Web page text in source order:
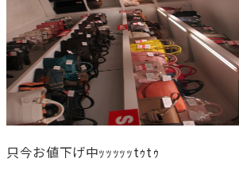
只今お値下げ中ｯｯｯｯｯtｩtｩ